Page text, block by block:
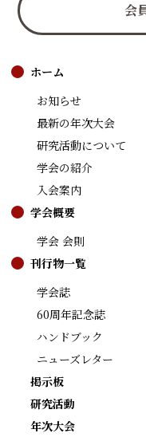
会
ホーム
お知らせ
最新の年次大会
研究活動について
学会の紹介
入会案内
学会概要
学会 会則
刊行物一覧
学会誌
60周年記念誌
ハンドブック
ニューズレター
掲示板
研究活動
年次大会